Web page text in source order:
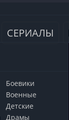
СЕРИАЛЫ
Боевики
Военные
Детские
Драмы